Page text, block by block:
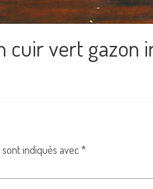
cuir vert
indiqués avec *